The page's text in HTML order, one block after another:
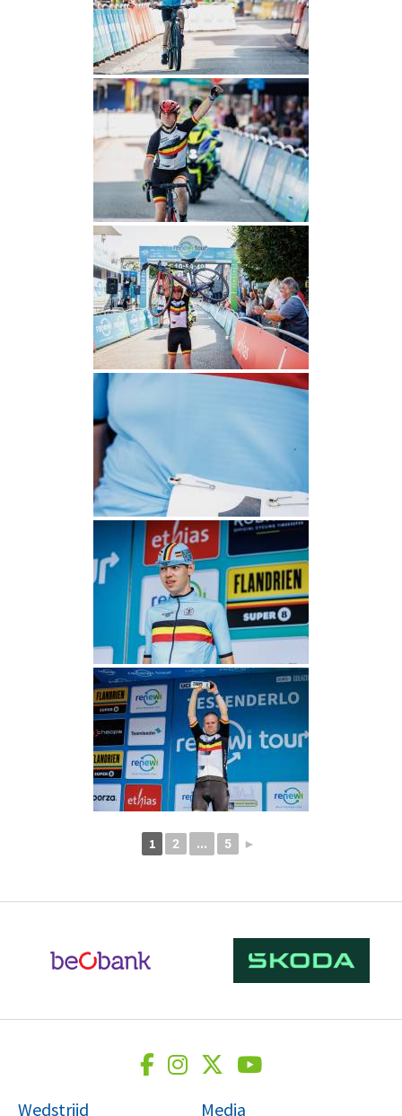
1 2 ... 5 ►
Wedstrijd Media